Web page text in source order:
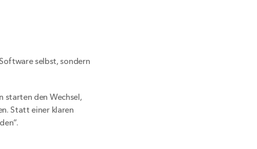
selbst, sondern
starten den Wechsel,
Statt einer klaren